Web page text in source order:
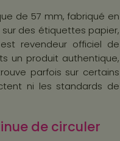
de 57 mm, fabriqué en
des étiquettes papier,
revendeur officiel de
un produit authentique,
parfois sur certains
ni les standards de
de circuler